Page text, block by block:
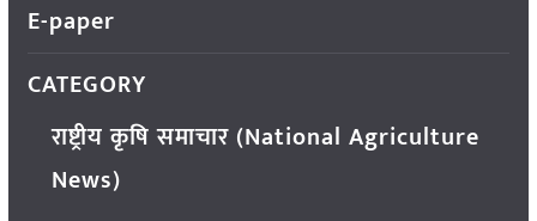
E-paper
CATEGORY
राष्ट्रीय कृषि समाचार (National Agriculture
News)